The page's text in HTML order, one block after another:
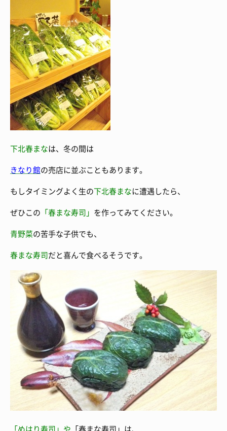
下北春まなは、冬の間は
きなり館の売店に並ぶこともあります。
もしタイミングよく生の下北春まなに遭遇したら、
ぜひこの 「春まな寿司」 を作ってみてください。
青野菜の苦手な子供でも、
春まな寿司だと喜んで食べるそうです。
「めはり寿司」や 「春まな寿司」は、